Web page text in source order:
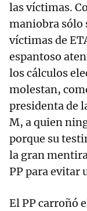
las víctimas.
maniobra sólo
víctimas de
espantoso
los cálculos
molestan,
presidenta de
M, a quien
porque su
la gran
PP para evitar
El PP carroñó